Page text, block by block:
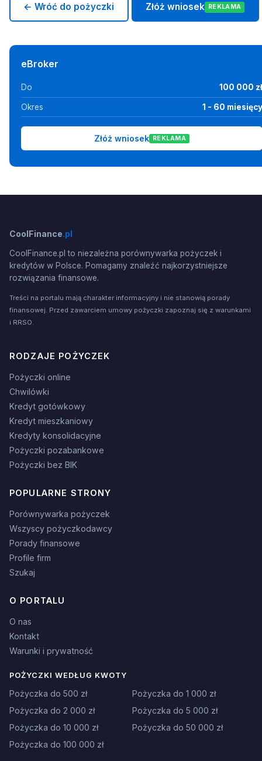
← Wróć do pożyczki Złóż wniosek REKLAMA
eBroker
Do 100 000 zł
Okres 1 - 60 miesięcy
Złóż wniosek REKLAMA
CoolFinance.pl
CoolFinance.pl to niezależna porównywarka pożyczek i
kredytów w Polsce. Pomagamy znaleźć najkorzystniejsze
rozwiązania finansowe.
Treści na portalu mają charakter informacyjny i nie stanowią porady
finansowej. Przed zawarciem umowy pożyczki zapoznaj się z warunkami
i RRSO.
RODZAJE POŻYCZEK
Pożyczki online
Chwilówki
Kredyt gotówkowy
Kredyt mieszkaniowy
Kredyty konsolidacyjne
Pożyczki pozabankowe
Pożyczki bez BIK
POPULARNE STRONY
Porównywarka pożyczek
Wszyscy pożyczkodawcy
Porady finansowe
Profile firm
Szukaj
O PORTALU
O nas
Kontakt
Warunki i prywatność
POŻYCZKI WEDŁUG KWOTY
Pożyczka do 500 zł
Pożyczka do 1 000 zł
Pożyczka do 2 000 zł
Pożyczka do 5 000 zł
Pożyczka do 10 000 zł
Pożyczka do 50 000 zł
Pożyczka do 100 000 zł